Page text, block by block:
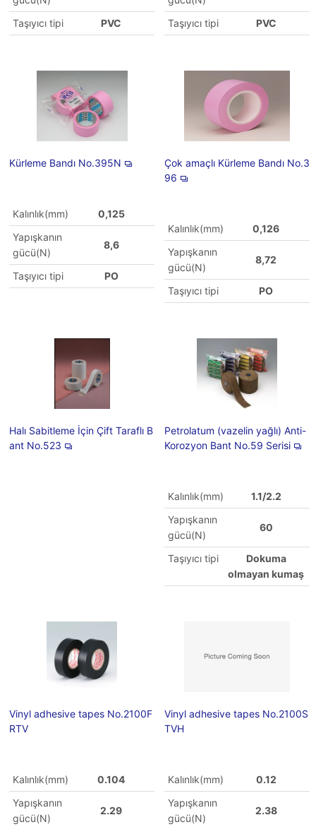
Taşıyıcı tipi PVC Taşıyıcı tipi PVC
Kürleme Bandı No.395N
Kalınlık(mm)
0,125
Yapışkanın
gücü(N)
8,6
Taşıyıcı tipi PO
Çok amaçlı Kürleme Bandı No.3
96
Kalınlık(mm)
0,126
Yapışkanın
gücü(N)
8,72
Taşıyıcı tipi PO
Halı Sabitleme İçin Çift Taraflı B
ant No.523
Petrolatum (vazelin yağlı) Anti-
Korozyon Bant No.59 Serisi
Kalınlık(mm)
1.1/2.2
Yapışkanın
gücü(N)
60
Taşıyıcı tipi
Dokuma
olmayan kumaş
Vinyl adhesive tapes No.2100F
RTV
Kalınlık(mm)
0.104
Yapışkanın
gücü(N)
2.29
Vinyl adhesive tapes No.2100S
TVH
Kalınlık(mm)
0.12
Yapışkanın
gücü(N)
2.38